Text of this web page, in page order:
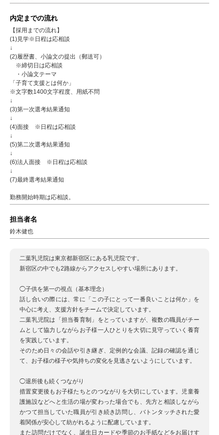
内定までの流れ
【採用までの流れ】
(1)見学※日程は応相談
↓
(2)履歴書、小論文の提出（郵送可）
※締切日は応相談
・小論文テーマ
「子育て支援とは何か」
※文字数1400文字程度、用紙不問
↓
(3)第一次選考結果通知
↓
(4)面接 ※日程は応相談
↓
(5)第二次選考結果通知
↓
(6)法人面接 ※日程は応相談
↓
(7)最終選考結果通知
勤務開始時期は応相談。
担当者名
鈴木健也
二葉乳児院は東京都新宿区にある乳児院です。
新宿区の中でも2路線からアクセスしやすい場所にあります。
◯子供を第一の視点（基本理念）
話し合いの際には、常に「この子にとって一番良いことは何か」を
中心に考え、支援方針をチームで決定しています。
二葉乳児院は「担当養育制」をとっていますが、複数の職員がチー
ムとして協力しながらお子様一人ひとりを大切に見守っていく養育
を実践しています。
そのため日々の会話や引き継ぎ、定例的な会議、記録の確認を通じ
て、お子様の様子や気持ちの変化を見逃さないようにしています。
◯退所後も続くつながり
措置変更後もお子様たちとのつながりを大切にしています。児童養
護施設などへと生活の場が変わった場合でも、先方と相談しながら
かつて担当していた職員が引き続き訪問し、バトンタッチされた愛
着関係が安心して紡がれるように配慮しています。
また訪問だけでなく、誕生日カードや季節のお手紙などをお届けす